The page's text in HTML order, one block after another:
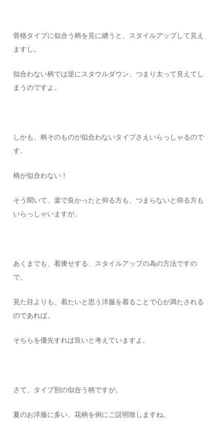
骨格タイプに似合う柄を見に纏うと、スタイルアップして見え
ますし。
似合わない柄では逆にスタウルダウン、つまり太って見えてし
まうのですよ。
しかも、柄そのものが似合わないタイプさえいらっしゃるので
す。
柄が似合わない！
そう聞いて、楽で良かったと仰る方も、つまらないと仰る方も
いらっしゃいますが。
あくまでも、着痩せする、スタイルアップの為の方法ですの
で。
見た目よりも、着たいと思う洋服を着ることで心が満たされる
のであれば。
そちらを優先すれば良いと考えていますよ。
さて、タイプ別の似合う柄ですが。
夏のお洋服に多い、花柄を例にご説明致しますね。